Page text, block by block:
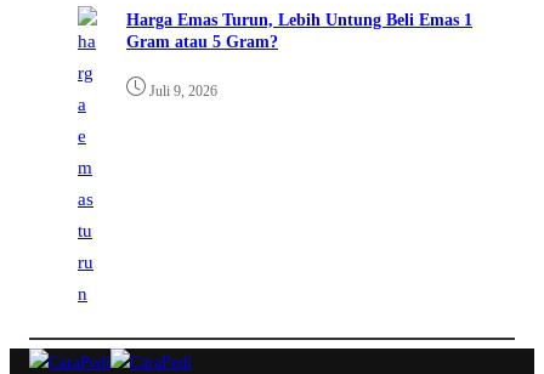
Harga Emas Turun, Lebih Untung Beli Emas 1
Gram atau 5 Gram?
Juli 9, 2026